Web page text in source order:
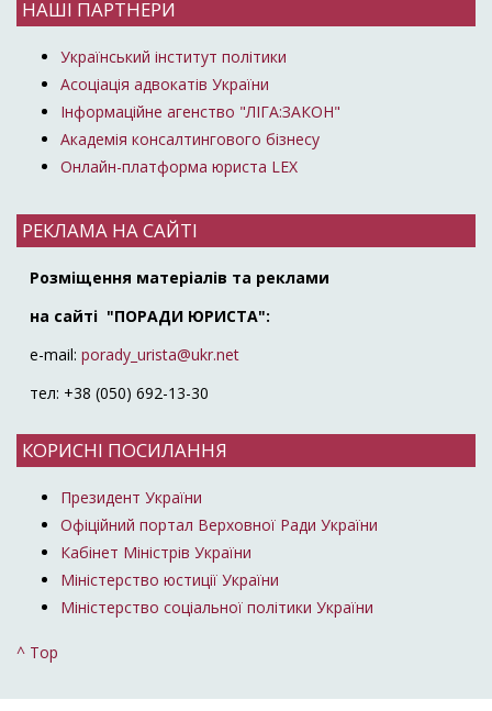
НАШІ ПАРТНЕРИ
Український інститут політики
Асоціація адвокатів України
Інформаційне агенство "ЛІГА:ЗАКОН"
Академія консалтингового бізнесу
Онлайн-платформа юриста LEX
РЕКЛАМА НА САЙТІ
Розміщення матеріалів та реклами
на сайті "ПОРАДИ ЮРИСТА":
e-mail: porady_urista@ukr.net
тел: +38 (050) 692-13-30
КОРИСНІ ПОСИЛАННЯ
Президент України
Офіційний портал Верховної Ради України
Кабінет Міністрів України
Міністерство юстиції України
Міністерство соціальної політики України
^ Top